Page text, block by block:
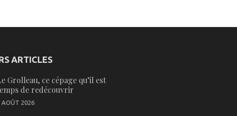
ARTICLES
Grolleau, ce cépage qu’il est
de redécouvrir
AOÛT 2026